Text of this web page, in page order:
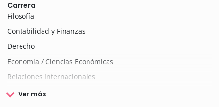
Carrera
Filosofía
Contabilidad y Finanzas
Derecho
Economía / Ciencias Económicas
Relaciones Internacionales
Ver más